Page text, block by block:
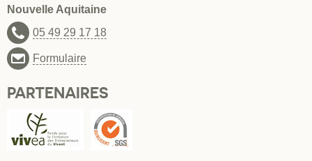
Nouvelle Aquitaine
05 49 29 17 18
Formulaire
PARTENAIRES